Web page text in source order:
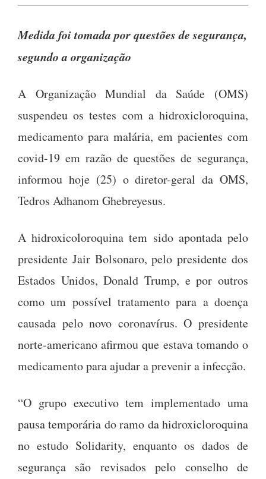
Medida foi tomada por questões de segurança,
segundo a organização
A Organização Mundial da Saúde (OMS)
suspendeu os testes com a hidroxicloroquina,
medicamento para malária, em pacientes com
covid-19 em razão de questões de segurança,
informou hoje (25) o diretor-geral da OMS,
Tedros Adhanom Ghebreyesus.
A hidroxicoloroquina tem sido apontada pelo
presidente Jair Bolsonaro, pelo presidente dos
Estados Unidos, Donald Trump, e por outros
como um possível tratamento para a doença
causada pelo novo coronavírus. O presidente
norte-americano afirmou que estava tomando o
medicamento para ajudar a prevenir a infecção.
“O grupo executivo tem implementado uma
pausa temporária do ramo da hidroxicloroquina
no estudo Solidarity, enquanto os dados de
segurança são revisados ​​pelo conselho de